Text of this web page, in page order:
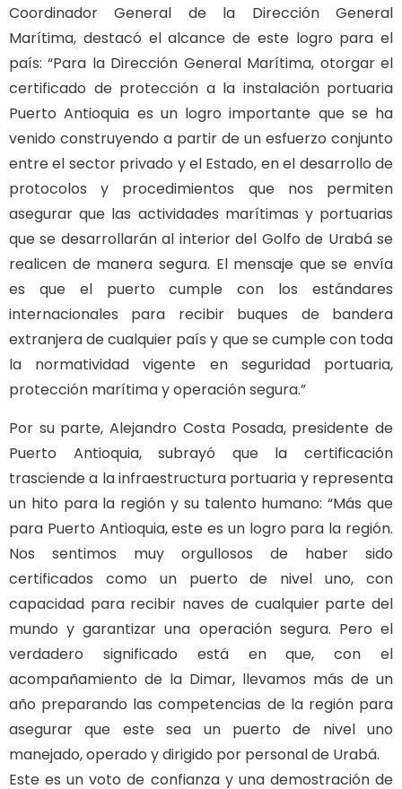
Coordinador General de la Dirección General
Marítima, destacó el alcance de este logro para el
país: “Para la Dirección General Marítima, otorgar el
certificado de protección a la instalación portuaria
Puerto Antioquia es un logro importante que se ha
venido construyendo a partir de un esfuerzo conjunto
entre el sector privado y el Estado, en el desarrollo de
protocolos y procedimientos que nos permiten
asegurar que las actividades marítimas y portuarias
que se desarrollarán al interior del Golfo de Urabá se
realicen de manera segura. El mensaje que se envía
es que el puerto cumple con los estándares
internacionales para recibir buques de bandera
extranjera de cualquier país y que se cumple con toda
la normatividad vigente en seguridad portuaria,
protección marítima y operación segura.”
Por su parte, Alejandro Costa Posada, presidente de
Puerto Antioquia, subrayó que la certificación
trasciende a la infraestructura portuaria y representa
un hito para la región y su talento humano: “Más que
para Puerto Antioquia, este es un logro para la región.
Nos sentimos muy orgullosos de haber sido
certificados como un puerto de nivel uno, con
capacidad para recibir naves de cualquier parte del
mundo y garantizar una operación segura. Pero el
verdadero significado está en que, con el
acompañamiento de la Dimar, llevamos más de un
año preparando las competencias de la región para
asegurar que este sea un puerto de nivel uno
manejado, operado y dirigido por personal de Urabá.
Este es un voto de confianza y una demostración de